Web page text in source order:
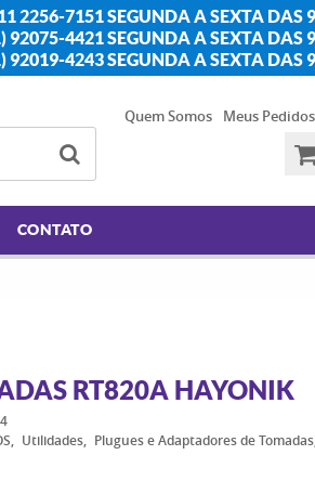
2256-7151 SEGUNDA A SEXTA DAS
92075-4421 SEGUNDA A SEXTA DAS
92019-4243 SEGUNDA A SEXTA DAS
Quem Somos Meus Pedidos
CONTATO
RT820A HAYONIK
Utilidades Plugues e Adaptadores de Tomadas